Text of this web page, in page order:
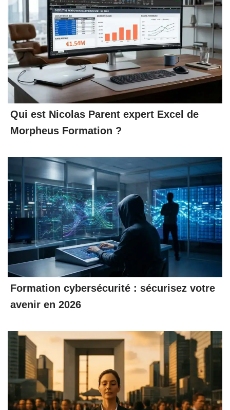
Qui est Nicolas Parent expert Excel de
Morpheus Formation ?
Formation cybersécurité : sécurisez votre
avenir en 2026